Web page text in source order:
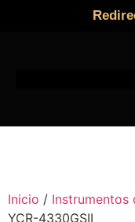
Inicio / Instrumentos
YCR-4330GSII